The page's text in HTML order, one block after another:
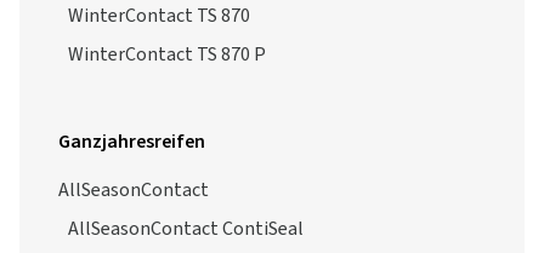
WinterContact TS 870
WinterContact TS 870 P
Ganzjahresreifen
AllSeasonContact
AllSeasonContact ContiSeal